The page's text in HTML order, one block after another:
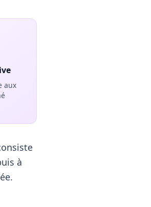
aux
à